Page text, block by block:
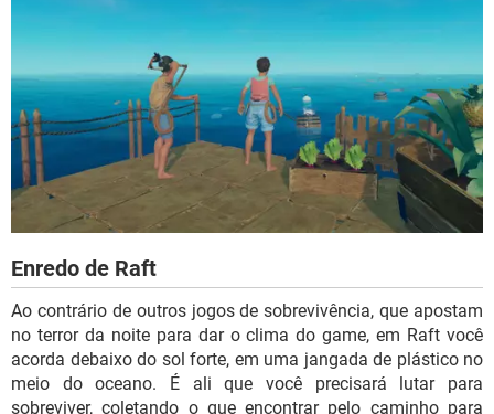
Enredo de Raft
Ao contrário de outros jogos de sobrevivência, que apostam
no terror da noite para dar o clima do game, em Raft você
acorda debaixo do sol forte, em uma jangada de plástico no
meio do oceano. É ali que você precisará lutar para
sobreviver, coletando o que encontrar pelo caminho para